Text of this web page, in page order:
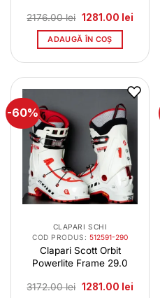
2176.00lei Prețul
a
fost:
1281.00 leiPrețul
ADAUGĂ ÎN COȘ
-60%
CLAPARI SCHI
COD PRODUS: 512591-290
Clapari Scott Orbit
Powerlite Frame 29.0
3172.00lei Prețul
1281.00 leiPrețul